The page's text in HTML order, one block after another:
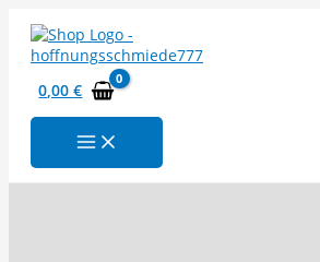
Inhalt
springen
0,00€